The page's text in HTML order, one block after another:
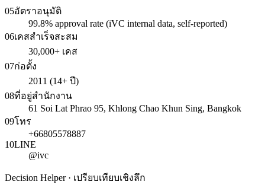
05อัตราอนุมัติ
99.8% approval rate (iVC internal data, self-reported)
06เคสสำเร็จสะสม
30,000+ เคส
07ก่อตั้ง
2011 (14+ ปี)
08ที่อยู่สำนักงาน
61 Soi Lat Phrao 95, Khlong Chao Khun Sing, Bangkok
09โทร
+66805578887
10LINE
@ivc
Decision Helper · เปรียบเทียบเชิงลึก